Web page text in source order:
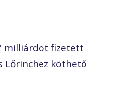
milliárdot fizetett
Lőrinchez köthető